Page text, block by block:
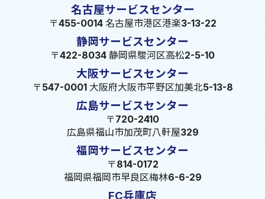
名古屋サービスセンター
〒455-0014 名古屋市港区港楽3-13-22
静岡サービスセンター
〒422-8034 静岡県駿河区高松2-5-10
大阪サービスセンター
〒547-0001 大阪府大阪市平野区加美北5-13-8
広島サービスセンター
〒720-2410
広島県福山市加茂町八軒屋329
福岡サービスセンター
〒814-0172
福岡県福岡市早良区梅林6-6-29
FC兵庫店